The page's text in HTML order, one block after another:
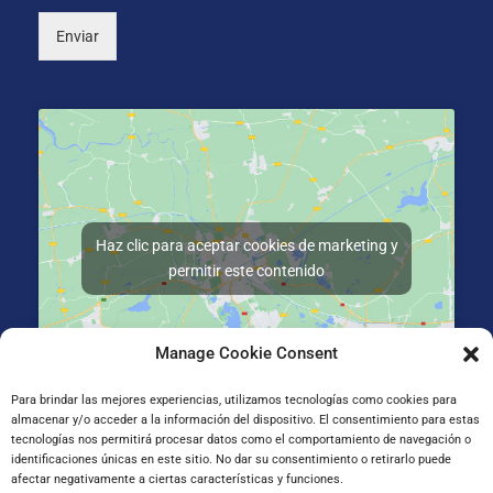
Manage Cookie Consent
Para brindar las mejores experiencias, utilizamos tecnologías como cookies para
almacenar y/o acceder a la información del dispositivo. El consentimiento para estas
tecnologías nos permitirá procesar datos como el comportamiento de navegación o
identificaciones únicas en este sitio. No dar su consentimiento o retirarlo puede
afectar negativamente a ciertas características y funciones.
Enviar
Haz clic para aceptar cookies de marketing y
permitir este contenido
Gran Vía de Jose Antonio Agirre y Lekube Kalea, 14
48910 Sestao, Bizkaia